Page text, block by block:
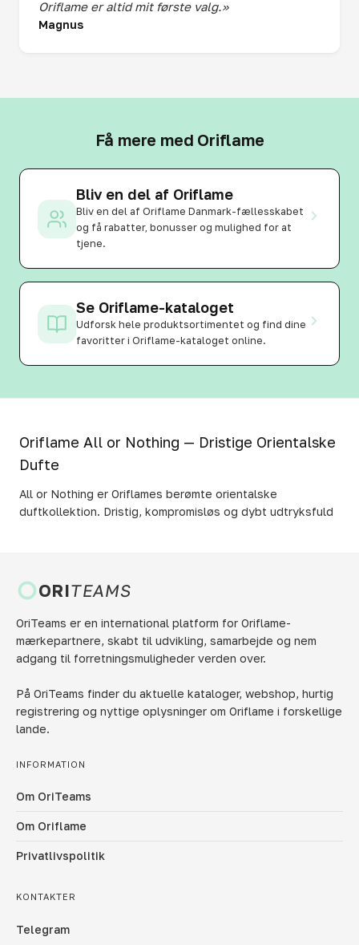
Oriflame er altid mit første valg.»
Magnus
Få mere med Oriflame
Bliv en del af Oriflame
Bliv en del af Oriflame Danmark-fællesskabet
og få rabatter, bonusser og mulighed for at
tjene.
Se Oriflame-kataloget
Udforsk hele produktsortimentet og find dine
favoritter i Oriflame-kataloget online.
Oriflame All or Nothing — Dristige Orientalske
Dufte
All or Nothing er Oriflames berømte orientalske
duftkollektion. Dristig, kompromisløs og dybt udtryksfuld
ORITEAMS
OriTeams er en international platform for Oriflame-
mærkepartnere, skabt til udvikling, samarbejde og nem
adgang til forretningsmuligheder verden over.
På OriTeams finder du aktuelle kataloger, webshop, hurtig
registrering og nyttige oplysninger om Oriflame i forskellige
lande.
INFORMATION
Om OriTeams
Om Oriflame
Privatlivspolitik
KONTAKTER
Telegram